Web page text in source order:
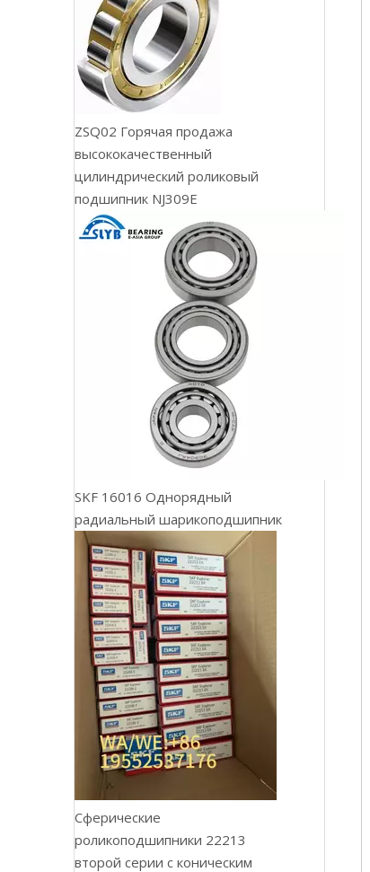
ZSQ02 Горячая продажа
высококачественный
цилиндрический роликовый
подшипник NJ309E
SKF 16016 Однорядный
радиальный шарикоподшипник
Сферические
роликоподшипники 22213
второй серии с коническим